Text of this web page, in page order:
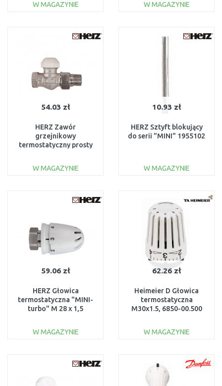
W MAGAZYNIE
Do porównania
W MAGAZYNIE
Do porównania
54.03 zł
HERZ Zawór
grzejnikowy
termostatyczny prosty
W MAGAZYNIE
Do porównania
10.93 zł
HERZ Sztyft blokujący
do serii "MINI" 1955102
W MAGAZYNIE
Do porównania
59.06 zł
HERZ Głowica
termostatyczna "MINI-
turbo" M 28 x 1,5
W MAGAZYNIE
Do porównania
62.26 zł
Heimeier D Głowica
termostatyczna
M30x1.5, 6850-00.500
W MAGAZYNIE
Do porównania